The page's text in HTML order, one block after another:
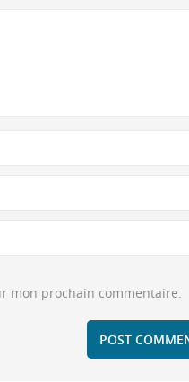
mon prochain commentaire.